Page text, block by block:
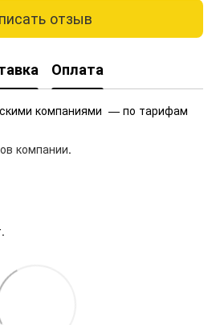
отзыв
Оплата
компаниями — по тарифам
компании.